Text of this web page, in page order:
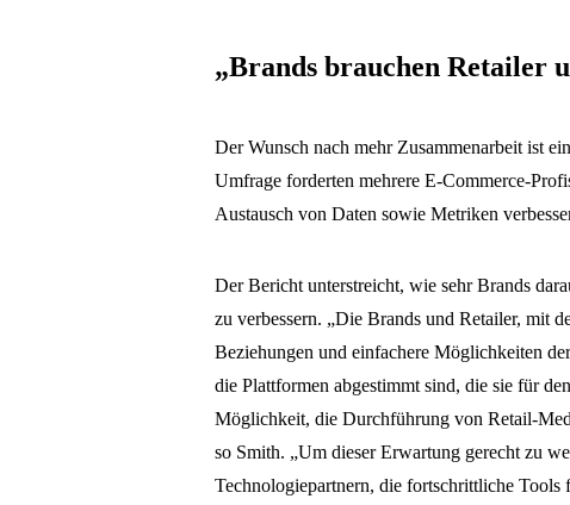
„Brands brauchen Retailer
Der Wunsch nach mehr Zusammenarbeit ist
Umfrage forderten mehrere E-Commerce-
Austausch von Daten sowie Metriken
Der Bericht unterstreicht, wie sehr Brands
zu verbessern. „Die Brands und Retailer, mit
Beziehungen und einfachere Möglichkeiten
die Plattformen abgestimmt sind, die sie für
Möglichkeit, die Durchführung von Retail-
so Smith. „Um dieser Erwartung gerecht zu
Technologiepartnern, die fortschrittliche